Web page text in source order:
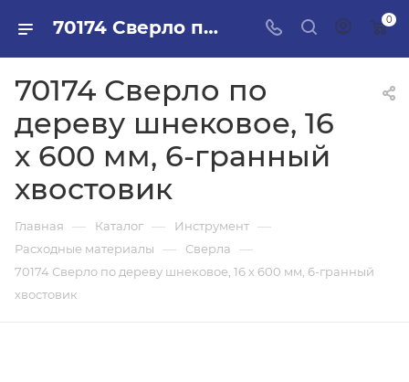
70174 Сверло по дереву шнековое, 16 х 600 мм, 6-гранный хвостовик в ПИЛОН — купить стройматериалы в интернет-магазине ПИЛОН с доставкой оптом и в розницу 0
70174 Сверло по
дереву шнековое, 16
х 600 мм, 6-гранный
хвостовик
Главная — Каталог — Инструмент —
Расходные материалы — Сверла —
70174 Сверло по дереву шнековое, 16 х 600 мм, 6-гранный
хвостовик